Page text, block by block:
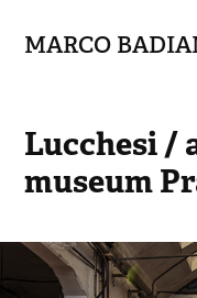
MARCO
Lucchesi /
museum